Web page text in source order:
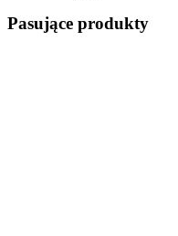
Pasujące produkty